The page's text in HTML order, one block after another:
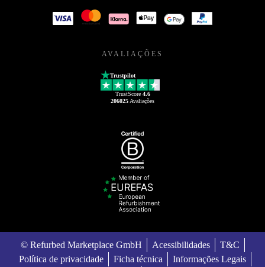
AVALIAÇÕES
Trustpilot
TrustScore 4.6
206025 Avaliações
© Refurbed Marketplace GmbH Acessibilidades
T&C
Política de privacidade
Ficha técnica Informações Legais